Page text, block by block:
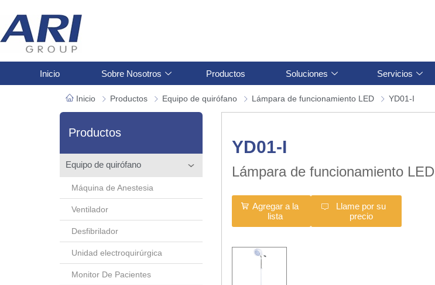
Inicio Sobre Nosotros Productos Soluciones Servicios
Inicio Productos Equipo de quirófano Lámpara de funcionamiento LED YD01-I
Productos
Equipo de quirófano
Máquina de Anestesia
Ventilador
Desfibrilador
Unidad electroquirúrgica
Monitor De Pacientes
YD01-I
Lámpara de funcionamiento LED
Agregar a la
lista
Llame por su
precio